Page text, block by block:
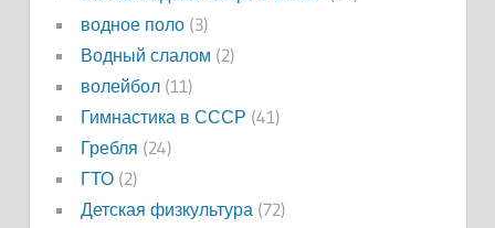
водное поло(3)
Водный слалом (2)
волейбол(11)
Гимнастика в СССР (41)
Гребля (24)
ГТО(2)
Детская физкультура(72)